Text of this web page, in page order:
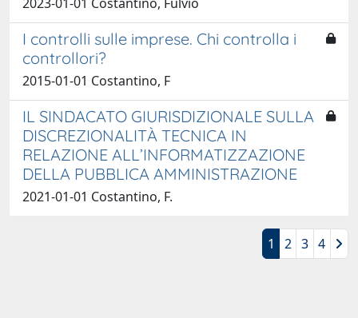
I controlli sulle imprese. Chi controlla i
controllori?
2015-01-01 Costantino, F
IL SINDACATO GIURISDIZIONALE SULLA
DISCREZIONALITÀ TECNICA IN
RELAZIONE ALL’INFORMATIZZAZIONE
DELLA PUBBLICA AMMINISTRAZIONE
2021-01-01 Costantino, F.
1 2 3 4